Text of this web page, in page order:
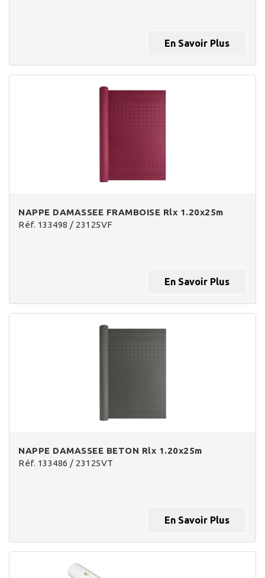
En Savoir Plus
NAPPE DAMASSEE FRAMBOISE Rlx 1.20x25m
Réf. 133498 / 23125VF
En Savoir Plus
NAPPE DAMASSEE BETON Rlx 1.20x25m
Réf. 133486 / 23125VT
En Savoir Plus